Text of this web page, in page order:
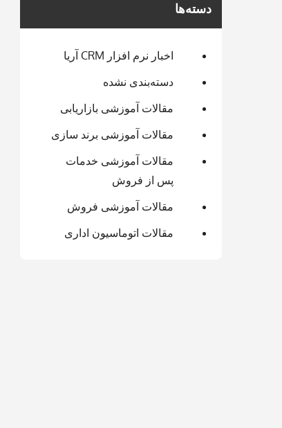
دسته‌ها
اخبار نرم افزار CRM آریا
دسته‌بندی نشده
مقالات آموزشی بازاریابی
مقالات آموزشی برند سازی
مقالات آموزشی خدمات
پس از فروش
مقالات آموزشی فروش
مقالات اتوماسیون اداری